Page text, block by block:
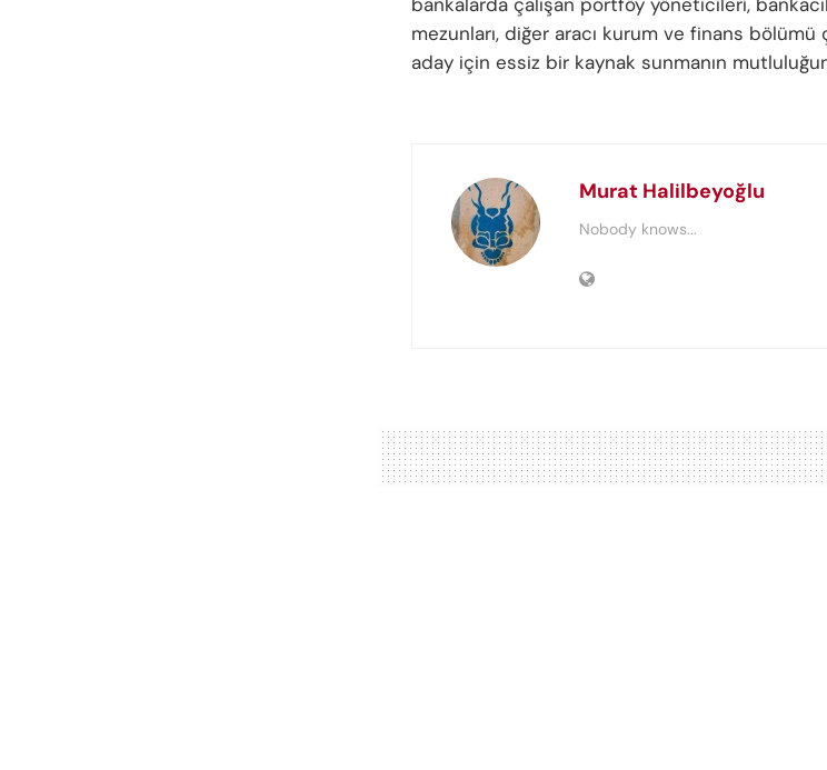
bankalarda çalışan portföy yöneticileri,
mezunları, diğer aracı kurum ve finans bölümü
aday için essiz bir kaynak sunmanın
Murat Halilbeyoğlu
Nobody knows...